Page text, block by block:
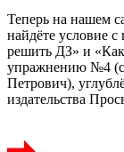
Теперь на нашем
найдёте условие
решить ДЗ» и «Как
упражнению №4
Петрович),
издательства